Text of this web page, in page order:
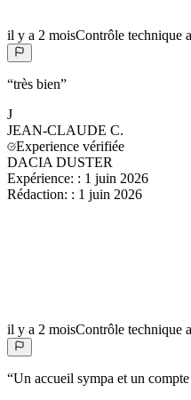
il y a 2 moisContrôle technique
“très bien”
J
JEAN-CLAUDE C.
Experience vérifiée
DACIA DUSTER
Expérience: : 1 juin 2026
Rédaction: : 1 juin 2026
il y a 2 moisContrôle technique
“Un accueil sympa et un